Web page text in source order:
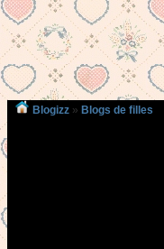
Blogizz » Blogs de filles